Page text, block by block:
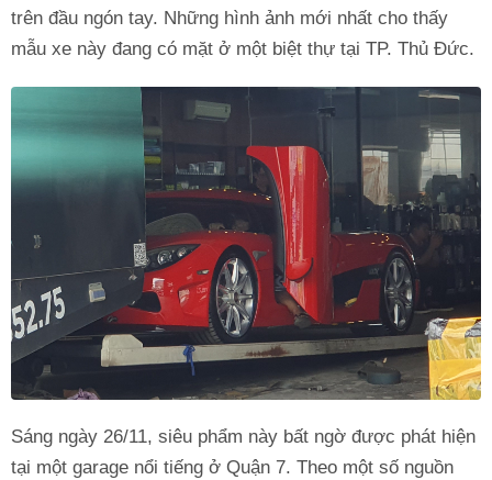
trên đầu ngón tay. Những hình ảnh mới nhất cho thấy
mẫu xe này đang có mặt ở một biệt thự tại TP. Thủ Đức.
Sáng ngày 26/11, siêu phẩm này bất ngờ được phát hiện
tại một garage nổi tiếng ở Quận 7. Theo một số nguồn